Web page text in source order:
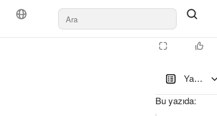
Yandex
Bu yazıda: